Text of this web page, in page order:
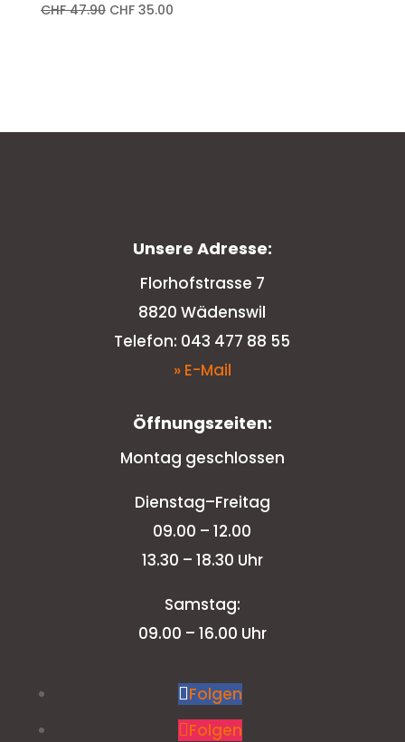
CHF47.90 CHF35.00
Unsere Adresse:
Florhofstrasse 7
8820 Wädenswil
Telefon: 043 477 88 55
» E-Mail
Öffnungszeiten:
Montag geschlossen
Dienstag–Freitag
09.00 – 12.00
13.30 – 18.30 Uhr
Samstag:
09.00 – 16.00 Uhr
Folgen
Folgen